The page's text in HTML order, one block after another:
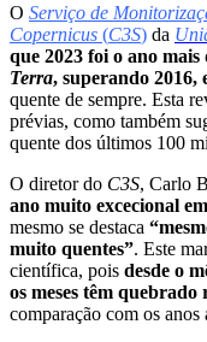
O Serviço de
Copernicus (C3S) da
que 2023 foi o ano
Terra, superando 2016,
quente de sempre. Esta
prévias, como também
quente dos últimos 100
O diretor do C3S, Carlo
ano muito excecional
mesmo se destaca
muito quentes”. Este
científica, pois desde o
os meses têm
comparação com os anos